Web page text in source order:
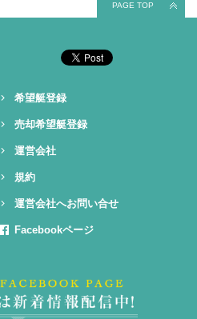
PAGE TOP
希望艇登録
売却希望艇登録
運営会社
規約
運営会社へお問い合せ
Facebookページ